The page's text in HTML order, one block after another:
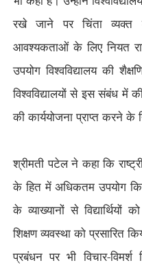
रखे जाने पर चिंता
आवश्यकताओं के लिए नियत
उपयोग विश्वविद्यालय की
विश्वविद्यालयों से इस संबंध में
की कार्ययोजना प्राप्त करने के
श्रीमती पटेल ने कहा कि
के हित में अधिकतम उपयोग
के व्याख्यानों से
शिक्षण व्यवस्था को प्रसारित
प्रबंधन पर भी विचार-